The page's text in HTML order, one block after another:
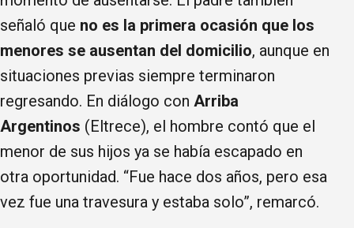
señaló que no es la primera ocasión que los
menores se ausentan del domicilio, aunque en
situaciones previas siempre terminaron
regresando. En diálogo con Arriba
Argentinos (Eltrece), el hombre contó que el
menor de sus hijos ya se había escapado en
otra oportunidad. “Fue hace dos años, pero esa
vez fue una travesura y estaba solo”, remarcó.